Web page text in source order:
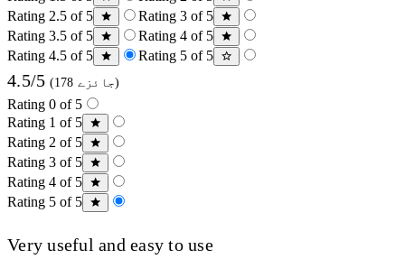
Rating 2.5 of 5
Rating 3 of 5
Rating 3.5 of 5
Rating 4 of 5
Rating 4.5 of 5
Rating 5 of 5
4.5/5 (178 جائزے)
Rating 0 of 5
Rating 1 of 5
Rating 2 of 5
Rating 3 of 5
Rating 4 of 5
Rating 5 of 5
Very useful and easy to use